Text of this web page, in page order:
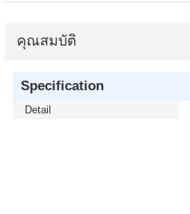
คุณสมบัติ
Specification
Detail